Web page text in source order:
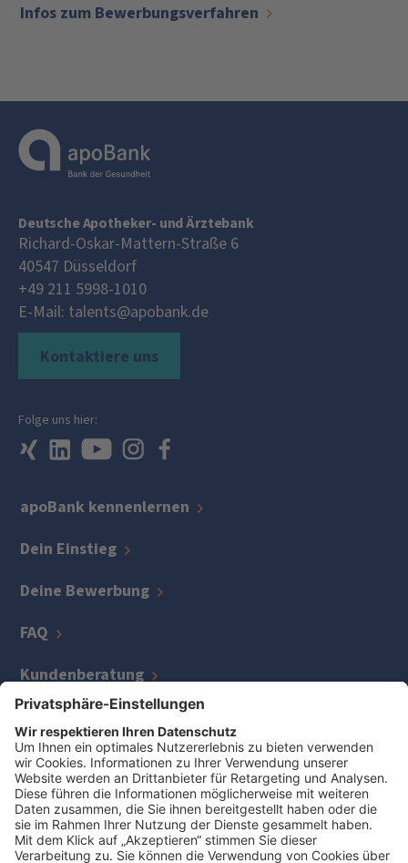
Infos zum Bewerbungsverfahren
Deutsche Apotheker- und Ärztebank
Richard-Oskar-Mattern-Straße 6
40547 Düsseldorf
+49 211 5998-1010
E-Mail: talents@apobank.de
apoBank kennenlernen
Dein Einstieg
Deine Bewerbung
FAQ
Kundenberatung
IT
Kreditmanagement
Zentrale Bereiche
Kontaktiere uns
Folge uns hier: